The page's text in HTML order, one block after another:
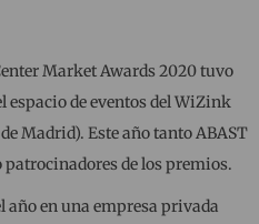
Market Awards 2020 tuvo
espacio de eventos del WiZink
Madrid). Este año tanto ABAST
de los premios.
año en una empresa privada